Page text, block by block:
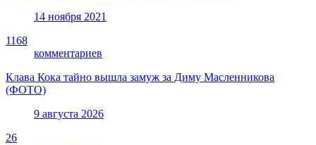
14 ноября 2021
1168
комментариев
Клава Кока тайно вышла замуж за Диму Масленникова
(ФОТО)
9 августа 2026
26